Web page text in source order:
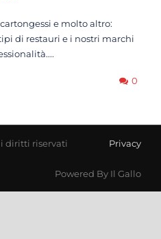
e molto altro:
di restauri e i nostri marchi
0
diritti riservati
Privacy
Powered By Il Gallo